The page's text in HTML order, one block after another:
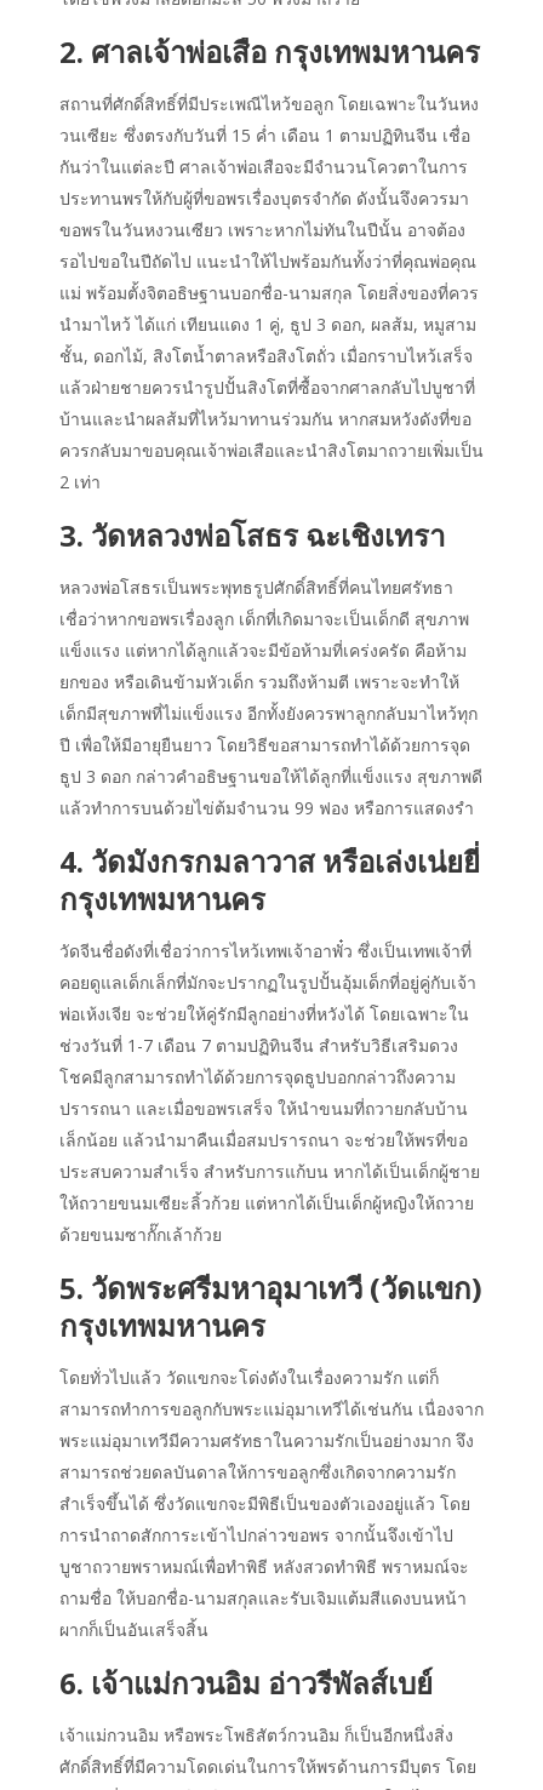
2. ศาลเจ้าพ่อเสือ กรุงเทพมหานคร
สถานที่ศักดิ์สิทธิ์ที่มีประเพณีไหว้ขอลูก โดยเฉพาะในวันหง
วนเซียะ ซึ่งตรงกับวันที่ 15 ค่ำ เดือน 1 ตามปฏิทินจีน เชื่อ
กันว่าในแต่ละปี ศาลเจ้าพ่อเสือจะมีจำนวนโควตาในการ
ประทานพรให้กับผู้ที่ขอพรเรื่องบุตรจำกัด ดังนั้นจึงควรมา
ขอพรในวันหงวนเซียว เพราะหากไม่ทันในปีนั้น อาจต้อง
รอไปขอในปีถัดไป แนะนำให้ไปพร้อมกันทั้งว่าที่คุณพ่อคุณ
แม่ พร้อมตั้งจิตอธิษฐานบอกชื่อ-นามสกุล โดยสิ่งของที่ควร
นำมาไหว้ ได้แก่ เทียนแดง 1 คู่, ธูป 3 ดอก, ผลส้ม, หมูสาม
ชั้น, ดอกไม้, สิงโตน้ำตาลหรือสิงโตถั่ว เมื่อกราบไหว้เสร็จ
แล้วฝ่ายชายควรนำรูปปั้นสิงโตที่ซื้อจากศาลกลับไปบูชาที่
บ้านและนำผลส้มที่ไหว้มาทานร่วมกัน หากสมหวังดังที่ขอ
ควรกลับมาขอบคุณเจ้าพ่อเสือและนำสิงโตมาถวายเพิ่มเป็น
2 เท่า
3. วัดหลวงพ่อโสธร ฉะเชิงเทรา
หลวงพ่อโสธรเป็นพระพุทธรูปศักดิ์สิทธิ์ที่คนไทยศรัทธา
เชื่อว่าหากขอพรเรื่องลูก เด็กที่เกิดมาจะเป็นเด็กดี สุขภาพ
แข็งแรง แต่หากได้ลูกแล้วจะมีข้อห้ามที่เคร่งครัด คือห้าม
ยกของ หรือเดินข้ามหัวเด็ก รวมถึงห้ามตี เพราะจะทำให้
เด็กมีสุขภาพที่ไม่แข็งแรง อีกทั้งยังควรพาลูกกลับมาไหว้ทุก
ปี เพื่อให้มีอายุยืนยาว โดยวิธีขอสามารถทำได้ด้วยการจุด
ธูป 3 ดอก กล่าวคำอธิษฐานขอให้ได้ลูกที่แข็งแรง สุขภาพดี
แล้วทำการบนด้วยไข่ต้มจำนวน 99 ฟอง หรือการแสดงรำ
4. วัดมังกรกมลาวาส หรือเล่งเน่ยยี่
กรุงเทพมหานคร
วัดจีนชื่อดังที่เชื่อว่าการไหว้เทพเจ้าอาพั๋ว ซึ่งเป็นเทพเจ้าที่
คอยดูแลเด็กเล็กที่มักจะปรากฏในรูปปั้นอุ้มเด็กที่อยู่คู่กับเจ้า
พ่อเห้งเจีย จะช่วยให้คู่รักมีลูกอย่างที่หวังได้ โดยเฉพาะใน
ช่วงวันที่ 1-7 เดือน 7 ตามปฏิทินจีน สำหรับวิธีเสริมดวง
โชคมีลูกสามารถทำได้ด้วยการจุดธูปบอกกล่าวถึงความ
ปรารถนา และเมื่อขอพรเสร็จ ให้นำขนมที่ถวายกลับบ้าน
เล็กน้อย แล้วนำมาคืนเมื่อสมปรารถนา จะช่วยให้พรที่ขอ
ประสบความสำเร็จ สำหรับการแก้บน หากได้เป็นเด็กผู้ชาย
ให้ถวายขนมเซียะลิ้วก้วย แต่หากได้เป็นเด็กผู้หญิงให้ถวาย
ด้วยขนมซากั๊กเล้าก้วย
5. วัดพระศรีมหาอุมาเทวี (วัดแขก)
กรุงเทพมหานคร
โดยทั่วไปแล้ว วัดแขกจะโด่งดังในเรื่องความรัก แต่ก็
สามารถทำการขอลูกกับพระแม่อุมาเทวีได้เช่นกัน เนื่องจาก
พระแม่อุมาเทวีมีความศรัทธาในความรักเป็นอย่างมาก จึง
สามารถช่วยดลบันดาลให้การขอลูกซึ่งเกิดจากความรัก
สำเร็จขึ้นได้ ซึ่งวัดแขกจะมีพิธีเป็นของตัวเองอยู่แล้ว โดย
การนำถาดสักการะเข้าไปกล่าวขอพร จากนั้นจึงเข้าไป
บูชาถวายพราหมณ์เพื่อทำพิธี หลังสวดทำพิธี พราหมณ์จะ
ถามชื่อ ให้บอกชื่อ-นามสกุลและรับเจิมแต้มสีแดงบนหน้า
ผากก็เป็นอันเสร็จสิ้น
6. เจ้าแม่กวนอิม อ่าวรีพัลส์เบย์
เจ้าแม่กวนอิม หรือพระโพธิสัตว์กวนอิม ก็เป็นอีกหนึ่งสิ่ง
ศักดิ์สิทธิ์ที่มีความโดดเด่นในการให้พรด้านการมีบุตร โดย